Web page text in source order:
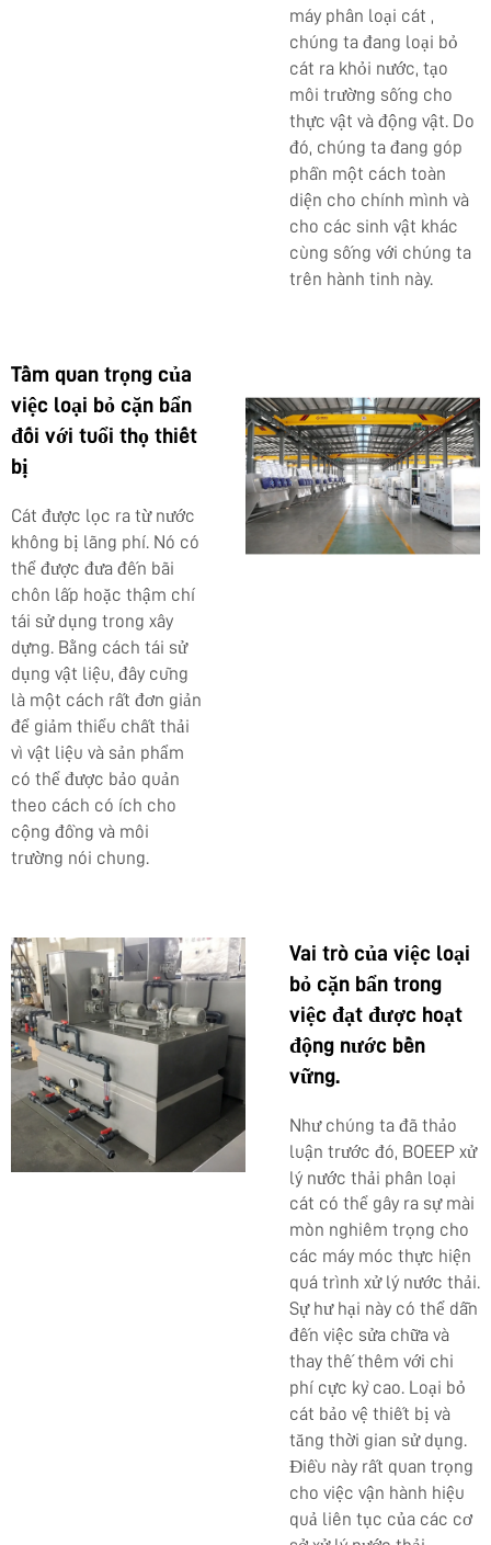
máy phân loại cát ,
chúng ta đang loại bỏ
cát ra khỏi nước, tạo
môi trường sống cho
thực vật và động vật. Do
đó, chúng ta đang góp
phần một cách toàn
diện cho chính mình và
cho các sinh vật khác
cùng sống với chúng ta
trên hành tinh này.
Tầm quan trọng của
việc loại bỏ cặn bẩn
đối với tuổi thọ thiết
bị
Cát được lọc ra từ nước
không bị lãng phí. Nó có
thể được đưa đến bãi
chôn lấp hoặc thậm chí
tái sử dụng trong xây
dựng. Bằng cách tái sử
dụng vật liệu, đây cũng
là một cách rất đơn giản
để giảm thiểu chất thải
vì vật liệu và sản phẩm
có thể được bảo quản
theo cách có ích cho
cộng đồng và môi
trường nói chung.
Vai trò của việc loại
bỏ cặn bẩn trong
việc đạt được hoạt
động nước bền
vững.
Như chúng ta đã thảo
luận trước đó, BOEEP xử
lý nước thải phân loại
cát có thể gây ra sự mài
mòn nghiêm trọng cho
các máy móc thực hiện
quá trình xử lý nước thải.
Sự hư hại này có thể dẫn
đến việc sửa chữa và
thay thế thêm với chi
phí cực kỳ cao. Loại bỏ
cát bảo vệ thiết bị và
tăng thời gian sử dụng.
Điều này rất quan trọng
cho việc vận hành hiệu
quả liên tục của các cơ